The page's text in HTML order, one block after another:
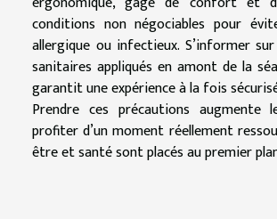
conditions non négociables pour
allergique ou infectieux. S’informer
sanitaires appliqués en amont de la
garantit une expérience à la fois
Prendre ces précautions augmente
profiter d’un moment réellement
être et santé sont placés au premier